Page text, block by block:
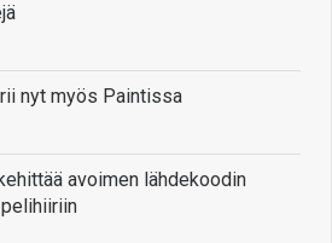
nyt myös Paintissa
avoimen lähdekoodin